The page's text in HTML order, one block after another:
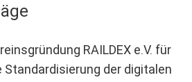
RAILDEX e.V. für
Standardisierung der digitalen